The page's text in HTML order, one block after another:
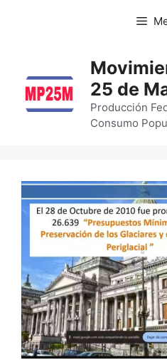
25 de
Producción
Consumo